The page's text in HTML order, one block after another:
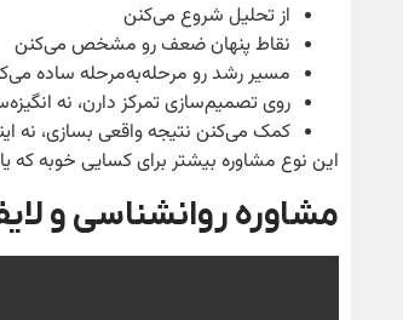
از تحلیل شروع می‌کنن
نقاط پنهان ضعف رو مشخص می‌کنن
مسیر رشد رو مرحله‌به‌مرحله ساده
روی تصمیم‌سازی تمرکز دارن، نه
کمک می‌کنن نتیجه واقعی بسازی، نه
این نوع مشاوره بیشتر برای کسایی خوبه
مشاوره روانشناسی و